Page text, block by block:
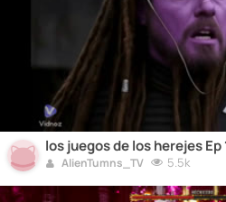
los juegos de los herejes
AlienTumns_TV 5.5k